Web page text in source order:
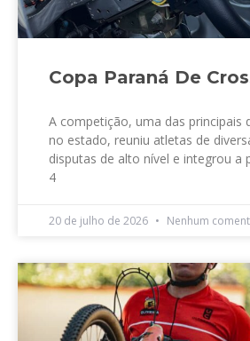
Copa Paraná De
A competição, uma das principais
no estado, reuniu atletas de
disputas de alto nível e integrou a
4
20 de julho de 2026 Nenhum